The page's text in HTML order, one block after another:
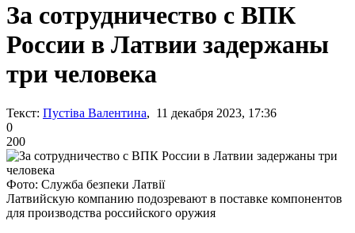
За сотрудничество с ВПК
России в Латвии задержаны
три человека
Текст: Пустіва Валентина, 11 декабря 2023, 17:36
0
200
Фото: Служба безпеки Латвії
Латвийскую компанию подозревают в поставке компонентов
для производства российского оружия